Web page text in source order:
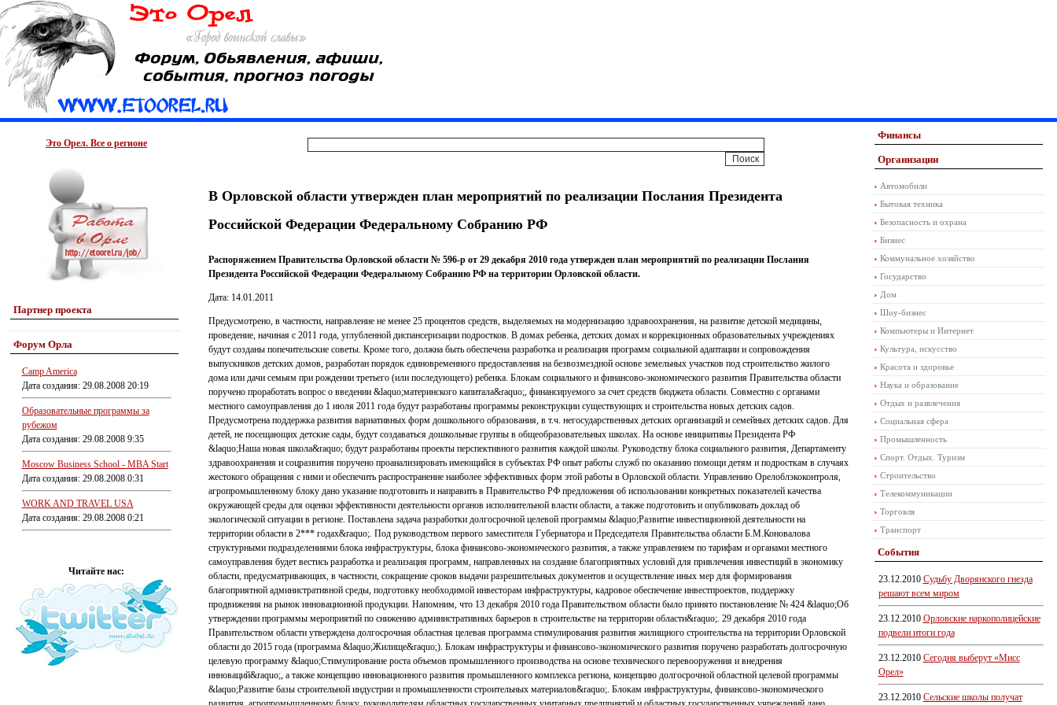
Это Орел. Все о регионе
Партнер проекта
Форум Орла
Camp America
Дата создания: 29.08.2008 20:19
Образовательные программы за
рубежом
Дата создания: 29.08.2008 9:35
Moscow Business School - MBA Start
Дата создания: 29.08.2008 0:31
WORK AND TRAVEL USA
Дата создания: 29.08.2008 0:21
Читайте нас:
В Орловской области утвержден план мероприятий по реализации Послания Президента
Российской Федерации Федеральному Собранию РФ
Распоряжением Правительства Орловской области № 596-р от 29 декабря 2010 года утвержден план мероприятий по реализации Послания
Президента Российской Федерации Федеральному Собранию РФ на территории Орловской области.
Дата: 14.01.2011
Предусмотрено, в частности, направление не менее 25 процентов средств, выделяемых на модернизацию здравоохранения, на развитие детской медицины,
проведение, начиная с 2011 года, углубленной диспансеризации подростков. В домах ребенка, детских домах и коррекционных образовательных учреждениях
будут созданы попечительские советы. Кроме того, должна быть обеспечена разработка и реализация программ социальной адаптации и сопровождения
выпускников детских домов, разработан порядок единовременного предоставления на безвозмездной основе земельных участков под строительство жилого
дома или дачи семьям при рождении третьего (или последующего) ребенка. Блокам социального и финансово-экономического развития Правительства области
поручено проработать вопрос о введении &laquo;материнского капитала&raquo;, финансируемого за счет средств бюджета области. Совместно с органами
местного самоуправления до 1 июля 2011 года будут разработаны программы реконструкции существующих и строительства новых детских садов.
Предусмотрена поддержка развития вариативных форм дошкольного образования, в т.ч. негосударственных детских организаций и семейных детских садов. Для
детей, не посещающих детские сады, будут создаваться дошкольные группы в общеобразовательных школах. На основе инициативы Президента РФ
&laquo;Наша новая школа&raquo; будут разработаны проекты перспективного развития каждой школы. Руководству блока социального развития, Департаменту
здравоохранения и соцразвития поручено проанализировать имеющийся в субъектах РФ опыт работы служб по оказанию помощи детям и подросткам в случаях
жестокого обращения с ними и обеспечить распространение наиболее эффективных форм этой работы в Орловской области. Управлению Орелоблэкоконтроля,
агропромышленному блоку дано указание подготовить и направить в Правительство РФ предложения об использовании конкретных показателей качества
окружающей среды для оценки эффективности деятельности органов исполнительной власти области, а также подготовить и опубликовать доклад об
экологической ситуации в регионе. Поставлена задача разработки долгосрочной целевой программы &laquo;Развитие инвестиционной деятельности на
территории области в 2*** годах&raquo;. Под руководством первого заместителя Губернатора и Председателя Правительства области Б.М.Коновалова
структурными подразделениями блока инфраструктуры, блока финансово-экономического развития, а также управлением по тарифам и органами местного
самоуправления будет вестись разработка и реализация программ, направленных на создание благоприятных условий для привлечения инвестиций в экономику
области, предусматривающих, в частности, сокращение сроков выдачи разрешительных документов и осуществление иных мер для формирования
благоприятной административной среды, подготовку необходимой инвесторам инфраструктуры, кадровое обеспечение инвестпроектов, поддержку
продвижения на рынок инновационной продукции. Напомним, что 13 декабря 2010 года Правительством области было принято постановление № 424 &laquo;Об
утверждении программы мероприятий по снижению административных барьеров в строительстве на территории области&raquo;. 29 декабря 2010 года
Правительством области утверждена долгосрочная областная целевая программа стимулирования развития жилищного строительства на территории Орловской
области до 2015 года (программа &laquo;Жилище&raquo;). Блокам инфраструктуры и финансово-экономического развития поручено разработать долгосрочную
целевую программу &laquo;Стимулирование роста объемов промышленного производства на основе технического перевооружения и внедрения
инноваций&raquo;, а также концепцию инновационного развития промышленного комплекса региона, концепцию долгосрочной областной целевой программы
&laquo;Развитие базы строительной индустрии и промышленности строительных материалов&raquo;. Блокам инфраструктуры, финансово-экономического
Финансы
Организации
Автомобили
Бытовая техника
Безопасность и охрана
Бизнес
Коммунальное хозяйство
Государство
Дом
Шоу-бизнес
Компьютеры и Интернет
Культура, искусство
Красота и здоровье
Наука и образование
Отдых и развлечения
Социальная сфера
Промышленность
Спорт. Отдых. Туризм
Строительство
Телекоммуникации
Торговля
Транспорт
События
23.12.2010 Судьбу Дворянского гнезда
решают всем миром
23.12.2010 Орловские наркополицейские
подвели итоги года
23.12.2010 Сегодня выберут «Мисс
Орел»
23.12.2010 Сельские школы получат